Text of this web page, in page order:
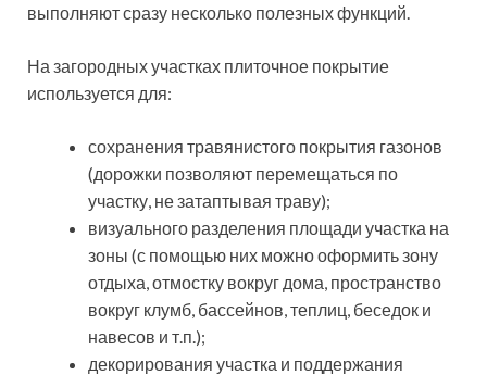
выполняют сразу несколько полезных функций.
На загородных участках плиточное покрытие
используется для:
сохранения травянистого покрытия газонов
(дорожки позволяют перемещаться по
участку, не затаптывая траву);
визуального разделения площади участка на
зоны (с помощью них можно оформить зону
отдыха, отмостку вокруг дома, пространство
вокруг клумб, бассейнов, теплиц, беседок и
навесов и т.п.);
декорирования участка и поддержания